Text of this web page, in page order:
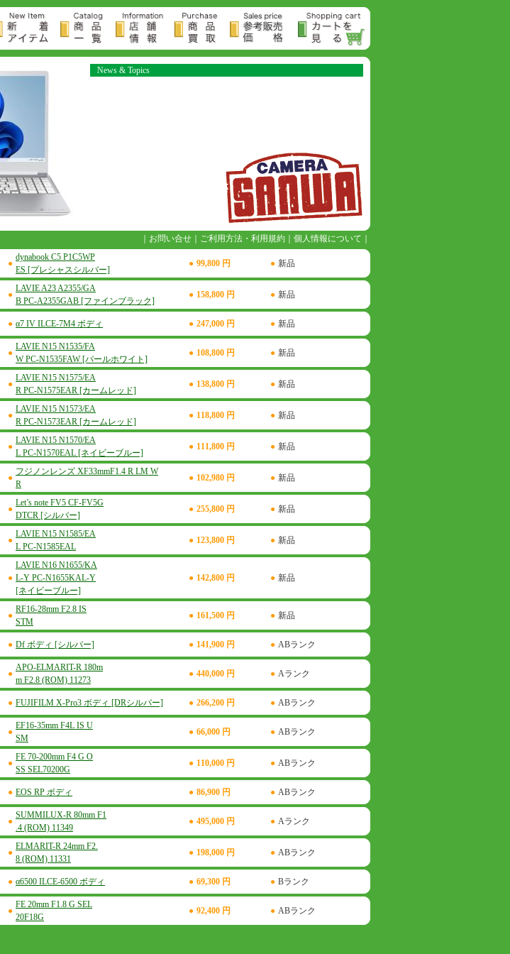
News & Topics
お問い合せ ご利用方法・利用規約 個人情報について
●
dynabook C5 P1C5WP
ES [プレシャスシルバー]
● 99,800 円 ● 新品
●
LAVIE A23 A2355/GA
B PC-A2355GAB [ファインブラック]
● 158,800 円 ● 新品
● α7 IV ILCE-7M4 ボディ ● 247,000 円 ● 新品
●
LAVIE N15 N1535/FA
W PC-N1535FAW [パールホワイト]
● 108,800 円 ● 新品
●
LAVIE N15 N1575/EA
R PC-N1575EAR [カームレッド]
● 138,800 円 ● 新品
●
LAVIE N15 N1573/EA
R PC-N1573EAR [カームレッド]
● 118,800 円 ● 新品
●
LAVIE N15 N1570/EA
L PC-N1570EAL [ネイビーブルー]
● 111,800 円 ● 新品
●
フジノンレンズ XF33mmF1.4 R LM W
R
● 102,980 円 ● 新品
●
Let’s note FV5 CF-FV5G
DTCR [シルバー]
● 255,800 円 ● 新品
●
LAVIE N15 N1585/EA
L PC-N1585EAL
● 123,800 円 ● 新品
●
LAVIE N16 N1655/KA
L-Y PC-N1655KAL-Y
[ネイビーブルー]
● 142,800 円 ● 新品
●
RF16-28mm F2.8 IS
STM
● 161,500 円 ● 新品
● Df ボディ [シルバー] ● 141,900 円 ● ABランク
●
APO-ELMARIT-R 180m
m F2.8 (ROM) 11273
● 440,000 円 ● Aランク
● FUJIFILM X-Pro3 ボディ [DRシルバー] ● 266,200 円 ● ABランク
●
EF16-35mm F4L IS U
SM
● 66,000 円 ● ABランク
●
FE 70-200mm F4 G O
SS SEL70200G
● 110,000 円 ● ABランク
● EOS RP ボディ ● 86,900 円 ● ABランク
●
SUMMILUX-R 80mm F1
.4 (ROM) 11349
● 495,000 円 ● Aランク
●
ELMARIT-R 24mm F2.
8 (ROM) 11331
● 198,000 円 ● ABランク
● α6500 ILCE-6500 ボディ ● 69,300 円 ● Bランク
●
FE 20mm F1.8 G SEL
20F18G
● 92,400 円 ● ABランク